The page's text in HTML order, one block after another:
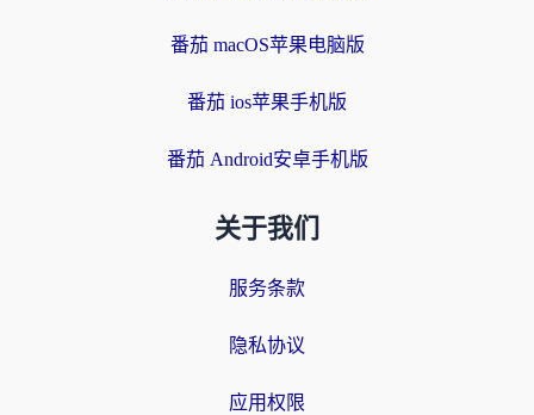
番茄 macOS苹果电脑版
番茄 ios苹果手机版
番茄 Android安卓手机版
关于我们
服务条款
隐私协议
应用权限